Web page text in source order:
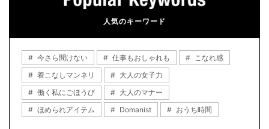
人気のキーワード
今さら聞けない 仕事もおしゃれも
こなれ感
着こなしマンネリ
大人の女子力
働く私にごほうび
大人のマナー
ほめられアイテム
Domanist おうち時間